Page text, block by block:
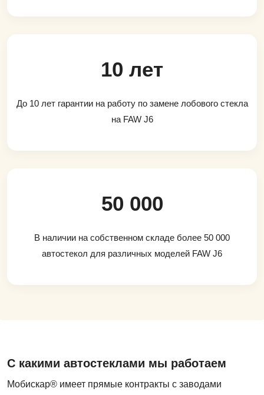
10 лет
До 10 лет гарантии на работу по замене лобового стекла
на FAW J6
50 000
В наличии на собственном складе более 50 000
автостекол для различных моделей FAW J6
С какими автостеклами мы работаем
Мобискар® имеет прямые контракты с заводами